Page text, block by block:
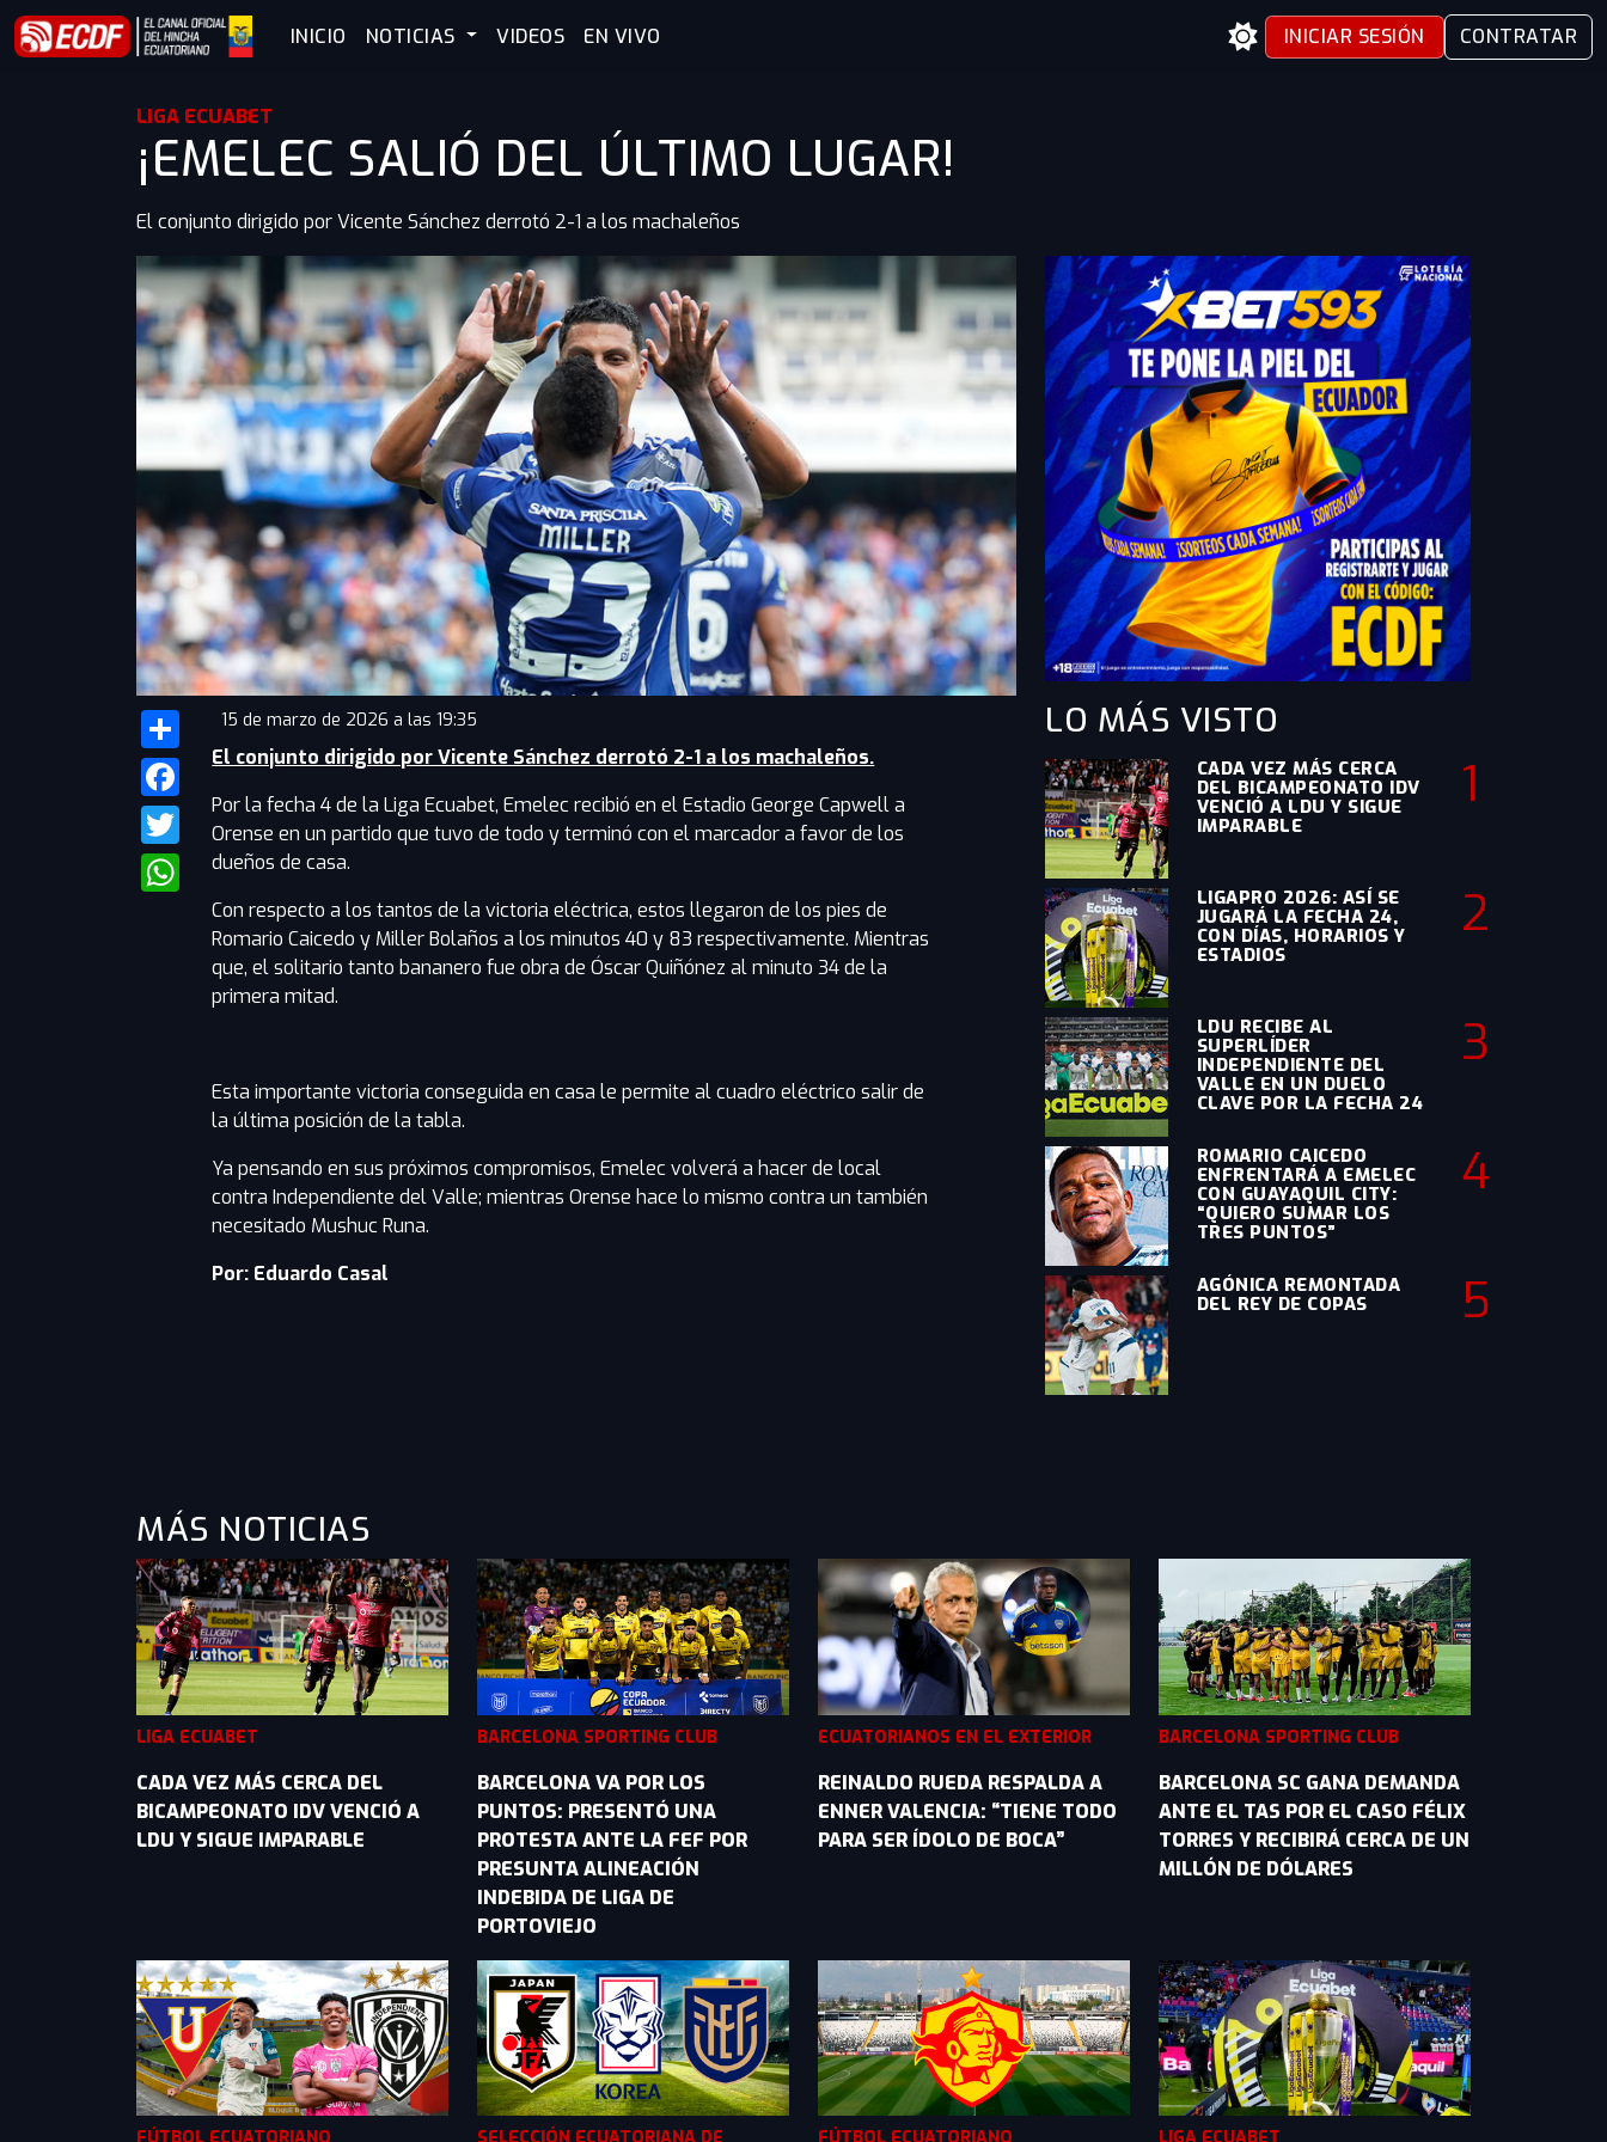
INICIO NOTICIAS VIDEOS EN VIVO INICIAR SESIÓN CONTRATAR
LIGA ECUABET
¡EMELEC SALIÓ DEL ÚLTIMO LUGAR!
El conjunto dirigido por Vicente Sánchez derrotó 2-1 a los machaleños
Share
Facebook
Twitter
WhatsApp
15 de marzo de 2026 a las 19:35
El conjunto dirigido por Vicente Sánchez derrotó 2-1 a los machaleños.
Por la fecha 4 de la Liga Ecuabet, Emelec recibió en el Estadio George Capwell a
Orense en un partido que tuvo de todo y terminó con el marcador a favor de los
dueños de casa.
Con respecto a los tantos de la victoria eléctrica, estos llegaron de los pies de
Romario Caicedo y Miller Bolaños a los minutos 40 y 83 respectivamente. Mientras
que, el solitario tanto bananero fue obra de Óscar Quiñónez al minuto 34 de la
primera mitad.
Esta importante victoria conseguida en casa le permite al cuadro eléctrico salir de
la última posición de la tabla.
Ya pensando en sus próximos compromisos, Emelec volverá a hacer de local
contra Independiente del Valle; mientras Orense hace lo mismo contra un también
necesitado Mushuc Runa.
Por: Eduardo Casal
LO MÁS VISTO
CADA VEZ MÁS CERCA
DEL BICAMPEONATO IDV
VENCIÓ A LDU Y SIGUE
IMPARABLE
1
LIGAPRO 2026: ASÍ SE
JUGARÁ LA FECHA 24,
CON DÍAS, HORARIOS Y
ESTADIOS
2
LDU RECIBE AL
SUPERLÍDER
INDEPENDIENTE DEL
VALLE EN UN DUELO
CLAVE POR LA FECHA 24
3
ROMARIO CAICEDO
ENFRENTARÁ A EMELEC
CON GUAYAQUIL CITY:
“QUIERO SUMAR LOS
TRES PUNTOS”
4
AGÓNICA REMONTADA
DEL REY DE COPAS
5
MÁS NOTICIAS
LIGA ECUABET
CADA VEZ MÁS CERCA DEL
BICAMPEONATO IDV VENCIÓ A
LDU Y SIGUE IMPARABLE
BARCELONA SPORTING CLUB
BARCELONA VA POR LOS
PUNTOS: PRESENTÓ UNA
PROTESTA ANTE LA FEF POR
PRESUNTA ALINEACIÓN
INDEBIDA DE LIGA DE
PORTOVIEJO
ECUATORIANOS EN EL EXTERIOR
REINALDO RUEDA RESPALDA A
ENNER VALENCIA: “TIENE TODO
PARA SER ÍDOLO DE BOCA”
BARCELONA SPORTING CLUB
BARCELONA SC GANA DEMANDA
ANTE EL TAS POR EL CASO FÉLIX
TORRES Y RECIBIRÁ CERCA DE UN
MILLÓN DE DÓLARES